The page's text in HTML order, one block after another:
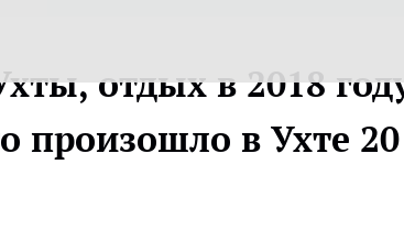
отдых в 2018
произошло в Ухте 20